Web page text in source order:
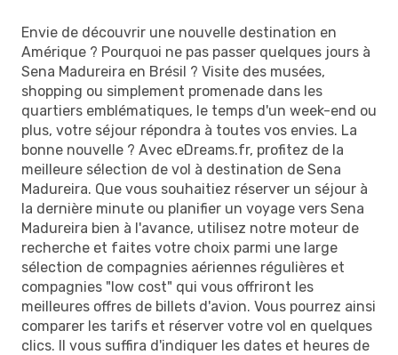
Envie de découvrir une nouvelle destination en
Amérique ? Pourquoi ne pas passer quelques jours à
Sena Madureira en Brésil ? Visite des musées,
shopping ou simplement promenade dans les
quartiers emblématiques, le temps d'un week-end ou
plus, votre séjour répondra à toutes vos envies. La
bonne nouvelle ? Avec eDreams.fr, profitez de la
meilleure sélection de vol à destination de Sena
Madureira. Que vous souhaitiez réserver un séjour à
la dernière minute ou planifier un voyage vers Sena
Madureira bien à l'avance, utilisez notre moteur de
recherche et faites votre choix parmi une large
sélection de compagnies aériennes régulières et
compagnies "low cost" qui vous offriront les
meilleures offres de billets d'avion. Vous pourrez ainsi
comparer les tarifs et réserver votre vol en quelques
clics. Il vous suffira d'indiquer les dates et heures de